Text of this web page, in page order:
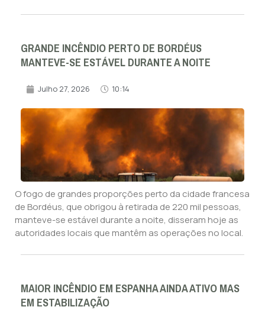
GRANDE INCÊNDIO PERTO DE BORDÉUS
MANTEVE-SE ESTÁVEL DURANTE A NOITE
Julho 27, 2026 10:14
O fogo de grandes proporções perto da cidade francesa
de Bordéus, que obrigou à retirada de 220 mil pessoas,
manteve-se estável durante a noite, disseram hoje as
autoridades locais que mantêm as operações no local.
MAIOR INCÊNDIO EM ESPANHA AINDA ATIVO MAS
EM ESTABILIZAÇÃO